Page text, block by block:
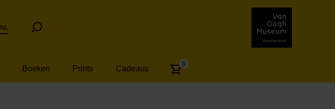
NL
Boeken Prints Cadeaus
Aantal
0